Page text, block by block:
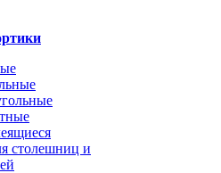
столешниц и